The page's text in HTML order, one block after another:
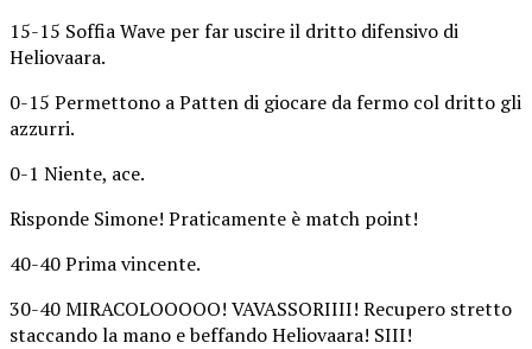
15-15 Soffia Wave per far uscire il dritto difensivo di
Heliovaara.
0-15 Permettono a Patten di giocare da fermo col dritto gli
azzurri.
0-1 Niente, ace.
Risponde Simone! Praticamente è match point!
40-40 Prima vincente.
30-40 MIRACOLOOOOO! VAVASSORIIII! Recupero stretto
staccando la mano e beffando Heliovaara! SIII!